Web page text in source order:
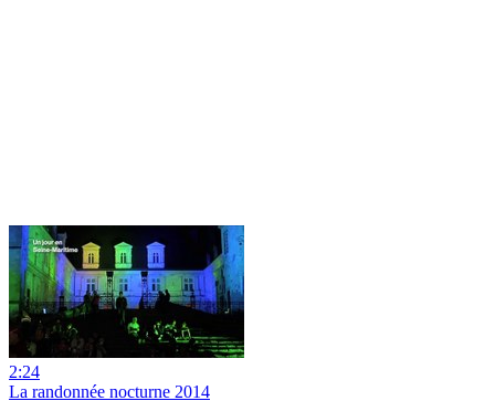
2:24
La randonnée nocturne 2014